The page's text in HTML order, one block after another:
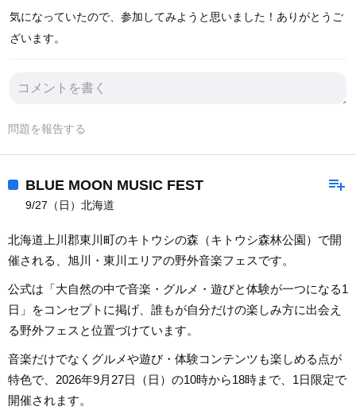
気になっていたので、参加してみようと思いました！ありがとうご
ざいます。
問題を報告する
playlist_add
BLUE MOON MUSIC FEST
9/27（日）北海道
北海道上川郡東川町のキトウシの森（キトウシ森林公園）で開
催される、旭川・東川エリアの野外音楽フェスです。
公式は「大自然の中で音楽・グルメ・遊びと体験が一つになる1
日」をコンセプトに掲げ、誰もが自分だけの楽しみ方に出会え
る野外フェスと位置づけています。
音楽だけでなくグルメや遊び・体験コンテンツも楽しめる点が
特色で、2026年9月27日（日）の10時から18時まで、1日限定で
開催されます。